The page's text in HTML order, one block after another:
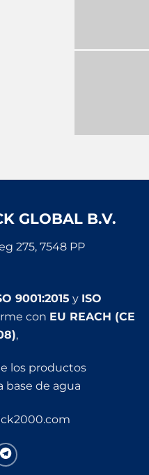
GLOBAL B.V.
275, 7548 PP
9001:2015 y ISO
con EU REACH (CE
,
los productos
base de agua